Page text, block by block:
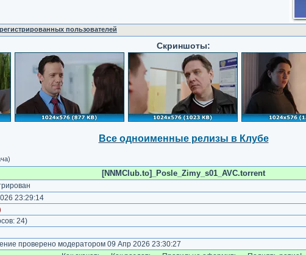
пользователей
Скриншоты:
Все одноименные релизы в Клубе
[NNMClub.to]_Posle_Zimy_s01_AVC.torrent
23:29:14
24)
проверено модератором 09 Апр 2026 23:30:27